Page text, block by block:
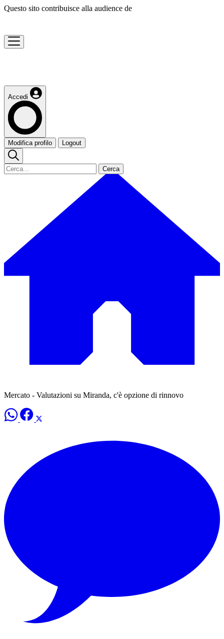
Questo sito contribuisce alla audience de
Accedi
Modifica profilo Logout
Cerca
Mercato - Valutazioni su Miranda, c'è opzione di rinnovo